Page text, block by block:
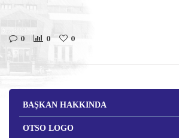
0 0 0
BAŞKAN HAKKINDA
OTSO LOGO